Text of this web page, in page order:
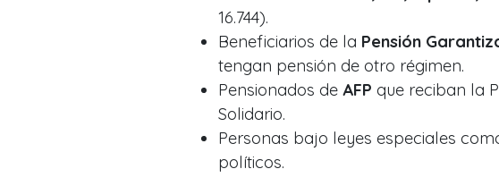
16.744).
Beneficiarios de la Pensión
tengan pensión de otro régimen.
Pensionados de AFP que reciban la
Solidario.
Personas bajo leyes especiales
políticos.